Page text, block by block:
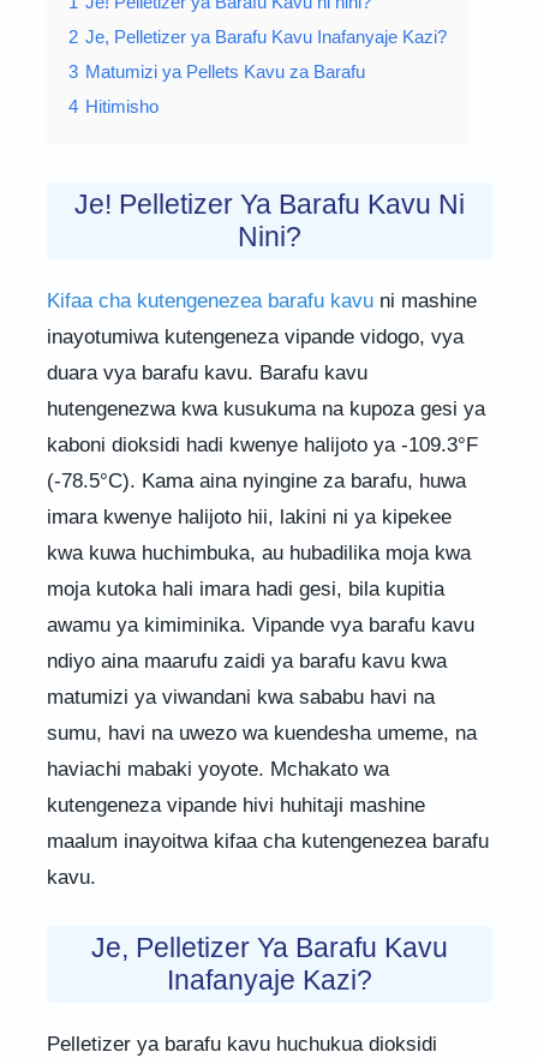
2 Je, Pelletizer ya Barafu Kavu Inafanyaje Kazi?
3 Matumizi ya Pellets Kavu za Barafu
4 Hitimisho
Je! Pelletizer Ya Barafu Kavu Ni
Nini?
Kifaa cha kutengenezea barafu kavuni mashine
inayotumiwa kutengeneza vipande vidogo, vya
duara vya barafu kavu. Barafu kavu
hutengenezwa kwa kusukuma na kupoza gesi ya
kaboni dioksidi hadi kwenye halijoto ya -109.3°F
(-78.5°C). Kama aina nyingine za barafu, huwa
imara kwenye halijoto hii, lakini ni ya kipekee
kwa kuwa huchimbuka, au hubadilika moja kwa
moja kutoka hali imara hadi gesi, bila kupitia
awamu ya kimiminika. Vipande vya barafu kavu
ndiyo aina maarufu zaidi ya barafu kavu kwa
matumizi ya viwandani kwa sababu havi na
sumu, havi na uwezo wa kuendesha umeme, na
haviachi mabaki yoyote. Mchakato wa
kutengeneza vipande hivi huhitaji mashine
maalum inayoitwa kifaa cha kutengenezea barafu
kavu.
Je, Pelletizer Ya Barafu Kavu
Inafanyaje Kazi?
Pelletizer ya barafu kavu huchukua dioksidi